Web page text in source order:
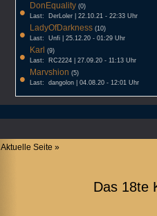
• DonEquality(0)
Last: DerLoler | 22.10.21 - 22:33 Uhr
• LadyOfDarkness(10)
Last: Unfi | 25.12.20 - 01:29 Uhr
• Karl (9)
Last: RC2224 | 27.09.20 - 11:13 Uhr
• Marvshion (5)
Last: dangolon | 04.08.20 - 12:01 Uhr
Aktuelle Seite »
Das 18te